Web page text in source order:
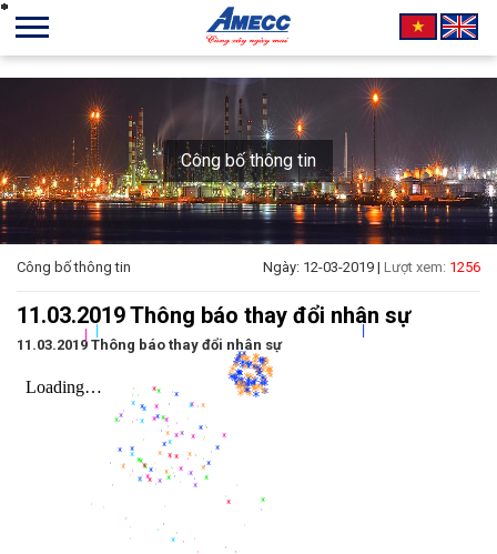
Công bố thông tin
Công bố thông tin Ngày: 12-03-2019 | Lượt xem: 1256
11.03.2019 Thông báo thay đổi nhân sự
11.03.2019 Thông báo thay đổi nhân sự
*
*
*
*
*
*
*
*
**
*
*
*
*
*
*
*
* * *
*
*
*
*
*
*
*
*
*
*
*
*
*
*
*
*
*
*
*
*
*
*
*
*
*
*
*
*
*
*
*
*
*
*
*
*
*
*
*
*
*
*
*
*
*
*
*
*
*
*
*
*
*
*
*
*
*
*
*
*
*
*
*
*
*
*
*
*
*
*
*
*
*
*
*
*
*
*
*
*
*
*
*
*
*
*
*
*
*
*
*
*
*
*
*
*
*
*
*
*
*
*
*
*
*
*
*
*
*
*
*
*
*
*
*
*
*
*
*
*
*
*
*
*
*
*
*
*
*
*
*
*
*
*
*
*
*
*
*
*
*
*
*
*
*
*
*
*
*
*
*
*
*
*
*
*
*
*
*
*
*
*
*
*
*
*
*
*
*
*
*
*
*
*
*
*
*
*
*
*
*
*
*
*
*
*
*
*
*
*
*
*
*
*
*
*
*
*
*
*
*
*
*
*
*
*
*
*
*
*
*
*
*
*
*
*
*
*
*
*
*
*
*
*
*
*
*
*
*
*
*
*
*
*
*
*
*
*
*
*
*
*
*
*
*
*
*
*
*
*
*
*
*
*
*
*
*
*
*
*
*
*
*
*
*
*
*
*
*
*
*
*
*
*
*
*
*
*
*
*
*
*
*
*
*
*
*
*
*
*
*
*
*
*
*
*
*
*
*
*
*
*
*
*
*